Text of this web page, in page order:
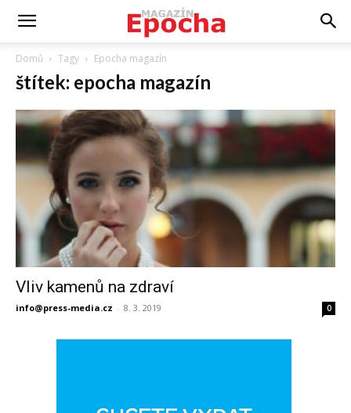
Domů Tagy Epocha magazín
štítek: epocha magazín
Vliv kamenů na zdraví
info@press-media.cz - 8. 3. 2019 0